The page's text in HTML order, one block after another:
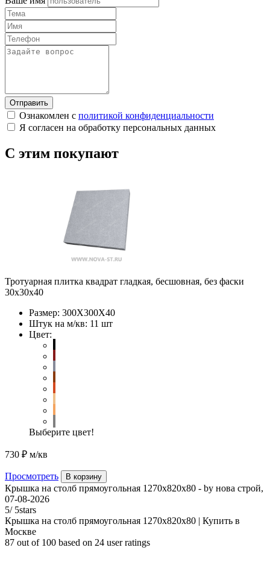
Отправить
Ознакомлен с политикой конфиденциальности
Я согласен на обработку персональных данных
С этим покупают
Тротуарная плитка квадрат гладкая, бесшовная, без фаски
30х30х40
Размер: 300Х300Х40
Штук на м/кв: 11 шт
Цвет:
Выберите цвет!
730 ₽ м/кв
Просмотреть В корзину
Крышка на столб прямоугольная 1270х820х80 - by нова строй,
07-08-2026
5/ 5stars
Крышка на столб прямоугольная 1270х820х80 | Купить в
Москве
87 out of 100 based on 24 user ratings